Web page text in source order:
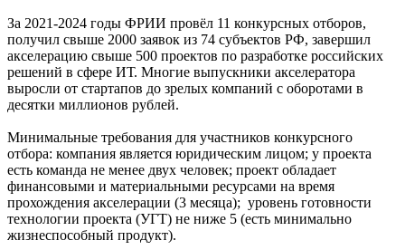
За 2021-2024 годы ФРИИ провёл 11 конкурсных отборов,
получил свыше 2000 заявок из 74 субъектов РФ, завершил
акселерацию свыше 500 проектов по разработке российских
решений в сфере ИТ. Многие выпускники акселератора
выросли от стартапов до зрелых компаний с оборотами в
десятки миллионов рублей.
Минимальные требования для участников конкурсного
отбора: компания является юридическим лицом; у проекта
есть команда не менее двух человек; проект обладает
финансовыми и материальными ресурсами на время
прохождения акселерации (3 месяца); уровень готовности
технологии проекта (УГТ) не ниже 5 (есть минимально
жизнеспособный продукт).